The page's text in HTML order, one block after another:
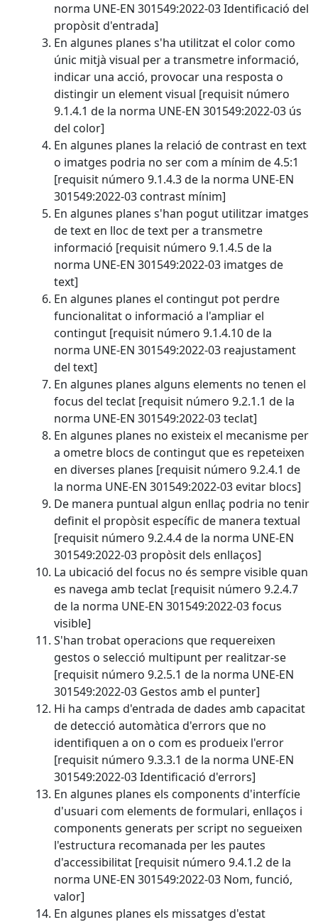
norma UNE-EN 301549:2022-03 Identificació del
propòsit d'entrada]
En algunes planes s'ha utilitzat el color como
únic mitjà visual per a transmetre informació,
indicar una acció, provocar una resposta o
distingir un element visual [requisit número
9.1.4.1 de la norma UNE-EN 301549:2022-03 ús
del color]
En algunes planes la relació de contrast en text
o imatges podria no ser com a mínim de 4.5:1
[requisit número 9.1.4.3 de la norma UNE-EN
301549:2022-03 contrast mínim]
En algunes planes s'han pogut utilitzar imatges
de text en lloc de text per a transmetre
informació [requisit número 9.1.4.5 de la
norma UNE-EN 301549:2022-03 imatges de
text]
En algunes planes el contingut pot perdre
funcionalitat o informació a l'ampliar el
contingut [requisit número 9.1.4.10 de la
norma UNE-EN 301549:2022-03 reajustament
del text]
En algunes planes alguns elements no tenen el
focus del teclat [requisit número 9.2.1.1 de la
norma UNE-EN 301549:2022-03 teclat]
En algunes planes no existeix el mecanisme per
a ometre blocs de contingut que es repeteixen
en diverses planes [requisit número 9.2.4.1 de
la norma UNE-EN 301549:2022-03 evitar blocs]
De manera puntual algun enllaç podria no tenir
definit el propòsit específic de manera textual
[requisit número 9.2.4.4 de la norma UNE-EN
301549:2022-03 propòsit dels enllaços]
La ubicació del focus no és sempre visible quan
es navega amb teclat [requisit número 9.2.4.7
de la norma UNE-EN 301549:2022-03 focus
visible]
S'han trobat operacions que requereixen
gestos o selecció multipunt per realitzar-se
[requisit número 9.2.5.1 de la norma UNE-EN
301549:2022-03 Gestos amb el punter]
Hi ha camps d'entrada de dades amb capacitat
de detecció automàtica d'errors que no
identifiquen a on o com es produeix l'error
[requisit número 9.3.3.1 de la norma UNE-EN
301549:2022-03 Identificació d'errors]
En algunes planes els components d'interfície
d'usuari com elements de formulari, enllaços i
components generats per script no segueixen
l'estructura recomanada per les pautes
d'accessibilitat [requisit número 9.4.1.2 de la
norma UNE-EN 301549:2022-03 Nom, funció,
valor]
En algunes planes els missatges d'estat